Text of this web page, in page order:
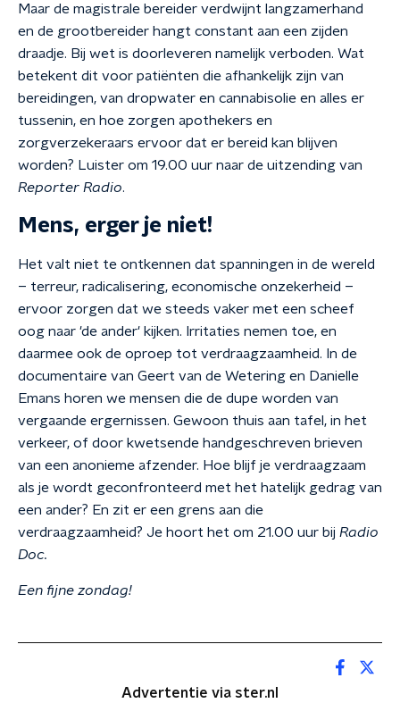
Maar de magistrale bereider verdwijnt langzamerhand
en de grootbereider hangt constant aan een zijden
draadje. Bij wet is doorleveren namelijk verboden. Wat
betekent dit voor patiënten die afhankelijk zijn van
bereidingen, van dropwater en cannabisolie en alles er
tussenin, en hoe zorgen apothekers en
zorgverzekeraars ervoor dat er bereid kan blijven
worden? Luister om 19.00 uur naar de uitzending van
Reporter Radio.
Mens, erger je niet!
Het valt niet te ontkennen dat spanningen in de wereld
– terreur, radicalisering, economische onzekerheid –
ervoor zorgen dat we steeds vaker met een scheef
oog naar 'de ander' kijken. Irritaties nemen toe, en
daarmee ook de oproep tot verdraagzaamheid. In de
documentaire van Geert van de Wetering en Danielle
Emans horen we mensen die de dupe worden van
vergaande ergernissen. Gewoon thuis aan tafel, in het
verkeer, of door kwetsende handgeschreven brieven
van een anonieme afzender. Hoe blijf je verdraagzaam
als je wordt geconfronteerd met het hatelijk gedrag van
een ander? En zit er een grens aan die
verdraagzaamheid? Je hoort het om 21.00 uur bij Radio
Doc.
Een fijne zondag!
Advertentie via ster.nl